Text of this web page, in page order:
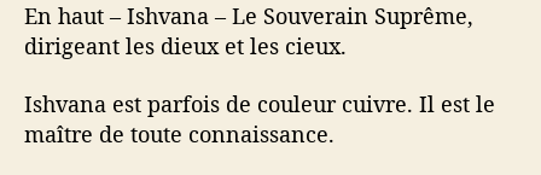
En haut – Ishvana – Le Souverain Suprême,
dirigeant les dieux et les cieux.
Ishvana est parfois de couleur cuivre. Il est le
maître de toute connaissance.